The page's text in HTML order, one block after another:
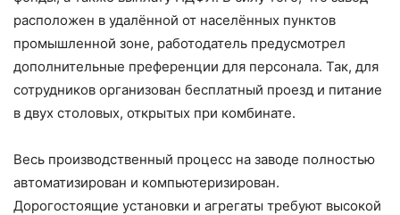
расположен в удалённой от населённых пунктов
промышленной зоне, работодатель предусмотрел
дополнительные преференции для персонала. Так, для
сотрудников организован бесплатный проезд и питание
в двух столовых, открытых при комбинате.
Весь производственный процесс на заводе полностью
автоматизирован и компьютеризирован.
Дорогостоящие установки и агрегаты требуют высокой